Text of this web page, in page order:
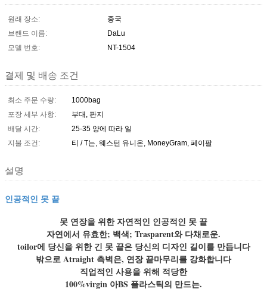
원래 장소:
중국
브랜드 이름:
DaLu
모델 번호:
NT-1504
결제 및 배송 조건
최소 주문 수량:
1000bag
포장 세부 사항:
부대, 판지
배달 시간:
25-35 양에 따라 일
지불 조건:
티 / T는, 웨스턴 유니온, MoneyGram, 페이팔
설명
인공적인 못 끝
못 연장을 위한 자연적인 인공적인 못 끝
자연에서 유효한; 백색; Trasparent와 다채로운.
toilor에 당신을 위한 긴 못 끝은 당신의 디자인 길이를 만듭니다
밖으로 Atraight 측벽은, 연장 끝마무리를 강화합니다
직업적인 사용을 위해 적당한
100%virgin 아BS 플라스틱의 만드는.